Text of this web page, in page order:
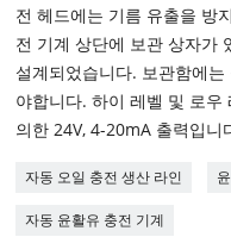
전 헤드에는 기름 유출을 방
전 기계 상단에 보관 상자가
설계되었습니다. 보관함에
야합니다. 하이 레벨 및 로우
의한 24V, 4-20mA 출력입니
자동 오일 충전 생산 라인
자동 윤활유 충전 기계